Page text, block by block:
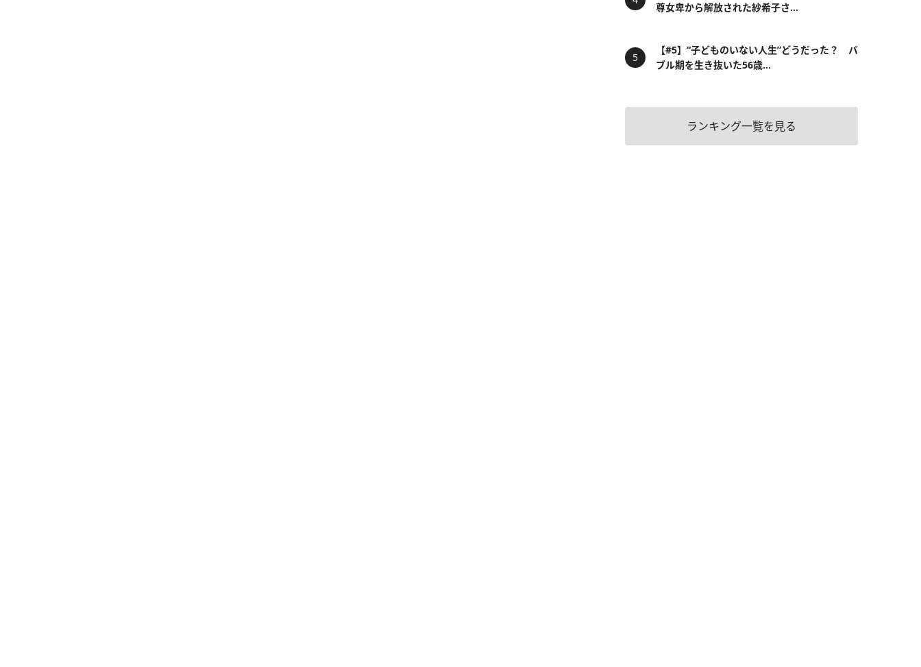
尊女卑から解放された紗希子さ...
【#5】“子どものいない人生”どうだった？ バ
ブル期を生き抜いた56歳...
ランキング一覧を見る